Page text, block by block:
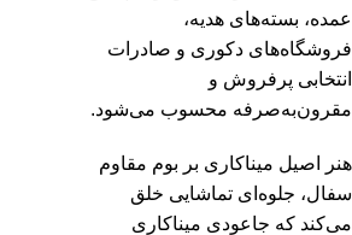
عمده، بسته‌های هدیه،
فروشگاه‌های دکوری و صادرات
انتخابی پرفروش و
مقرون‌به‌صرفه محسوب می‌شود.
هنر اصیل میناکاری بر بوم مقاوم
سفال، جلوه‌ای تماشایی خلق
می‌کند که جاعودی میناکاری